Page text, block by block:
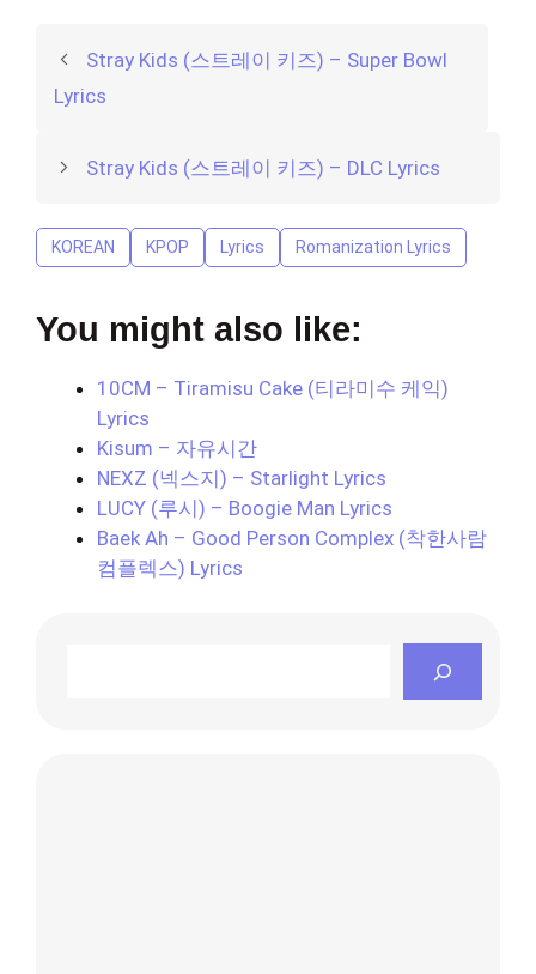
Stray Kids (스트레이 키즈) – Super Bowl
Lyrics
Stray Kids (스트레이 키즈) – DLC Lyrics
KOREAN KPOP Lyrics Romanization Lyrics
You might also like:
10CM – Tiramisu Cake (티라미수 케익)
Lyrics
Kisum – 자유시간
NEXZ (넥스지) – Starlight Lyrics
LUCY (루시) – Boogie Man Lyrics
Baek Ah – Good Person Complex (착한사람
컴플렉스) Lyrics